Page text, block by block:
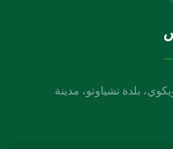
بلدة تشياوتو، مدينة